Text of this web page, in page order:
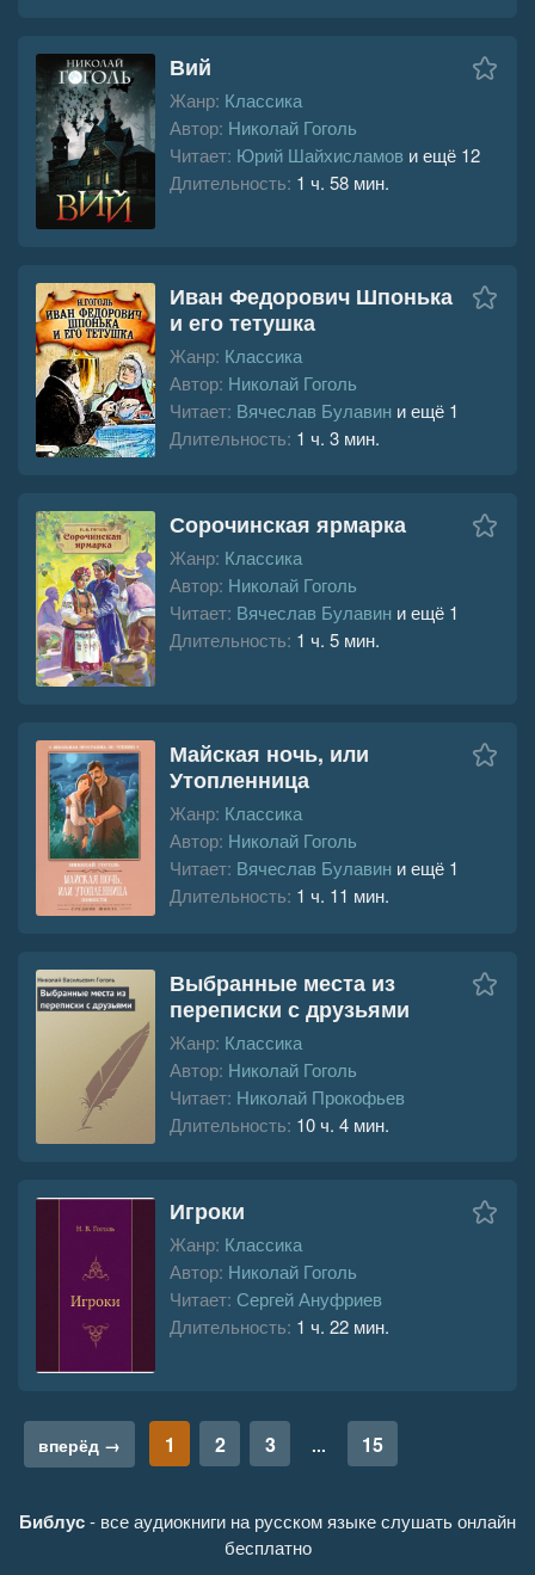
Вий
Жанр: Классика
Автор: Николай Гоголь
Читает: Юрий Шайхисламов и ещё 12
Длительность: 1 ч. 58 мин.
Иван Федорович Шпонька
и его тетушка
Жанр: Классика
Автор: Николай Гоголь
Читает: Вячеслав Булавин и ещё 1
Длительность: 1 ч. 3 мин.
Сорочинская ярмарка
Жанр: Классика
Автор: Николай Гоголь
Читает: Вячеслав Булавин и ещё 1
Длительность: 1 ч. 5 мин.
Майская ночь, или
Утопленница
Жанр: Классика
Автор: Николай Гоголь
Читает: Вячеслав Булавин и ещё 1
Длительность: 1 ч. 11 мин.
Выбранные места из
переписки с друзьями
Жанр: Классика
Автор: Николай Гоголь
Читает: Николай Прокофьев
Длительность: 10 ч. 4 мин.
Игроки
Жанр: Классика
Автор: Николай Гоголь
Читает: Сергей Ануфриев
Длительность: 1 ч. 22 мин.
вперёд → 1 2 3 ... 15
Библус- все аудиокниги на русском языке слушать онлайн
бесплатно